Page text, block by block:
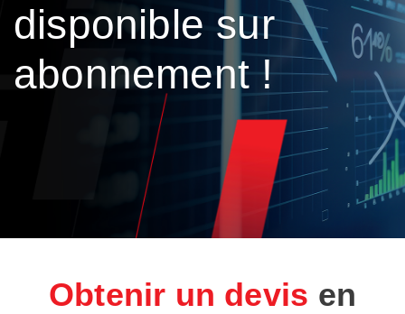
disponible sur
abonnement !
Obtenir un devis en